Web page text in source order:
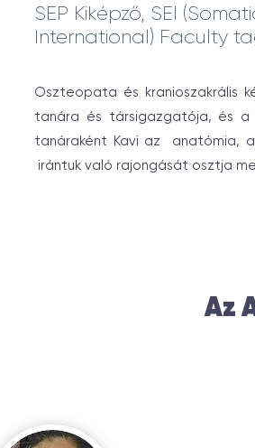
Az
SEP Kiképző, SEI
International) Faculty
Oszteopata és kranioszakrális
tanára és társigazgatója, és a
tanáraként Kavi az anatómia,
irántuk való rajongását osztja